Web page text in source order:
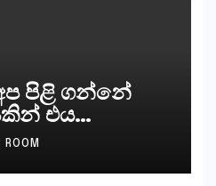
පිළි ගන්නේ
එය
නො වේ.
ලිපියෙන්
ROOM